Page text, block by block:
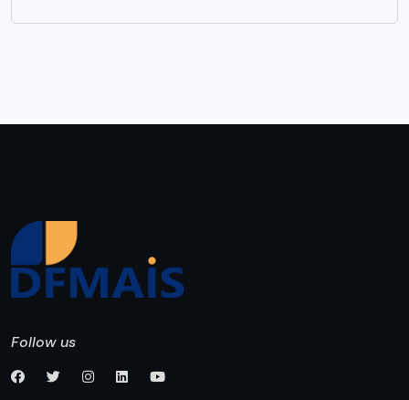
Follow us